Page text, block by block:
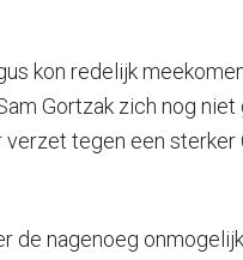
kon redelijk
Gortzak zich nog
tegen een
de nagenoeg